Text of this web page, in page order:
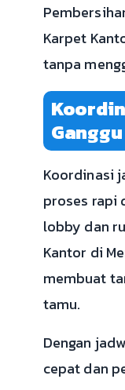
Karpet
tanpa
Koordinasi
proses rapi
lobby dan
Kantor di
membuat
tamu.
Dengan
cepat dan